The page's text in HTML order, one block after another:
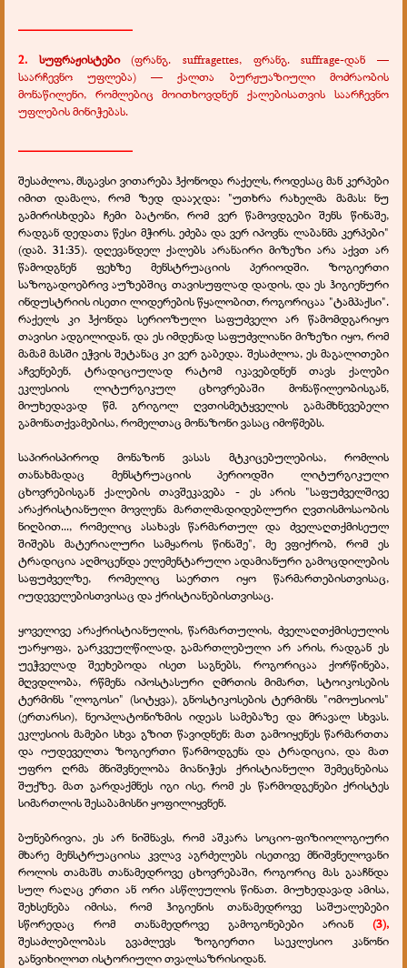
2. სუფრაჟისტები(ფრანგ. suffragettes, ფრანგ. suffrage-დან —
საარჩევნო უფლება) — ქალთა ბურჟუაზიული მოძრაობის
მონაწილენი, რომლებიც მოითხოვდნენ ქალებისათვის საარჩევნო
უფლების მინიჭებას.
შესაძლოა, მსგავსი ვითარება ჰქონოდა რაქელს, როდესაც მან კერპები
იმით დამალა, რომ ზედ დააჯდა: "უთხრა რახელმა მამას: ნუ
გამირისხდება ჩემი ბატონი, რომ ვერ წამოვდგები შენს წინაშე,
რადგან დედათა წესი მჭირს. ეძება და ვერ იპოვნა ლაბანმა კერპები"
(დაბ. 31:35). დღევანდელ ქალებს არანაირი მიზეზი არა აქვთ არ
წამოდგნენ ფეხზე მენსტრუაციის პერიოდში. ზოგიერთი
საზოგადოებრივ აუზებშიც თავისუფლად დადის, და ეს ჰიგიენური
ინდუსტრიის ისეთი ლიდერების წყალობით, როგორიცაა "ტამპაქსი".
რაქელს კი ჰქონდა სერიოზული საფუძველი არ წამომდგარიყო
თავისი ადგილიდან, და ეს იმდენად საფუძვლიანი მიზეზი იყო, რომ
მამამ მასში ეჭვის შეტანაც კი ვერ გაბედა. შესაძლოა, ეს მაგალითები
აჩვენებენ, ტრადიციულად რატომ იკავებდნენ თავს ქალები
ეკლესიის ლიტურგიკულ ცხოვრებაში მონაწილეობისგან,
მიუხედავად წმ. გრიგოლ ღვთისმეტყველის გამამხნევებელი
გამონათქვამებისა, რომელთაც მონაზონი ვასაც იმოწმებს.
საპირისპიროდ მონაზონ ვასას მტკიცებულებისა, რომლის
თანახმადაც მენსტრუაციის პერიოდში ლიტურგიკული
ცხოვრებისგან ქალების თავშეკავება - ეს არის "საფუძველშივე
არაქრისტიანული მოვლენა მართლმადიდებლური ღვთისმოსაობის
ნიღბით..., რომელიც ასახავს წარმართულ და ძველაღთქმისეულ
შიშებს მატერიალური სამყაროს წინაშე", მე ვფიქრობ, რომ ეს
ტრადიცია აღმოცენდა ელემენტარული ადამიანური გამოცდილების
საფუძველზე, რომელიც საერთო იყო წარმართებისთვისაც,
იუდეველებისთვისაც და ქრისტიანებისთვისაც.
ყოველივე არაქრისტიანულის, წარმართულის, ძველაღთქმისეულის
უარყოფა, გარკვეულწილად, გამართლებული არ არის, რადგან ეს
უეჭველად შეეხებოდა ისეთ საგნებს, როგორიცაა ქორწინება,
მღვდლობა, რწმენა იპოსტასური ღმრთის მიმართ, სტოიკოსების
ტერმინს "ლოგოსი" (სიტყვა), გნოსტიკოსების ტერმინს "ომოუსიოს"
(ერთარსი), ნეოპლატონიზმის იდეას სამებაზე და მრავალ სხვას.
ეკლესიის მამები სხვა გზით წავიდნენ; მათ გამოიყენეს წარმართთა
და იუდეველთა ზოგიერთი წარმოდგენა და ტრადიცია, და მათ
უფრო ღრმა მნიშვნელობა მიანიჭეს ქრისტიანული შემეცნებისა
შუქზე. მათ გარდაქმნეს იგი ისე, რომ ეს წარმოდგენები ქრისტეს
სიმართლის შესაბამისნი ყოფილიყვნენ.
ბუნებრივია, ეს არ ნიშნავს, რომ აშკარა სოციო-ფიზიოლოგიური
მხარე მენსტრუაციისა კვლავ აგრძელებს ისეთივე მნიშვნელოვანი
როლის თამაშს თანამედროვე ცხოვრებაში, როგორიც მას გააჩნდა
სულ რაღაც ერთი ან ორი ასწლეულის წინათ. მიუხედავად ამისა,
შეხსენება იმისა, რომ ჰიგიენის თანამედროვე საშუალებები
სწორედაც რომ თანამედროვე გამოგონებები არიან (3),
შესაძლებლობას გვაძლევს ზოგიერთი საეკლესიო კანონი
განვიხილოთ ისტორიული თვალსაზრისიდან.